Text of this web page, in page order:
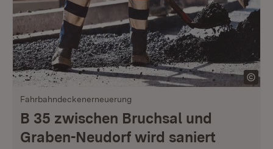
Fahrbahndeckenerneuerung
B 35 zwischen Bruchsal und
Graben-Neudorf wird saniert